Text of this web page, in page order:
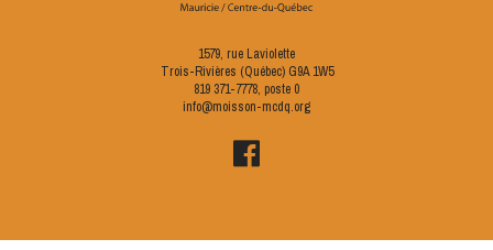
1579, rue Laviolette
Trois-Rivières (Québec) G9A 1W5
819 371-7778, poste 0
info@moisson-mcdq.org